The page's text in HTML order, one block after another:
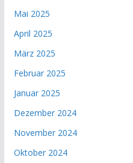
Mai 2025
April 2025
März 2025
Februar 2025
Januar 2025
Dezember 2024
November 2024
Oktober 2024